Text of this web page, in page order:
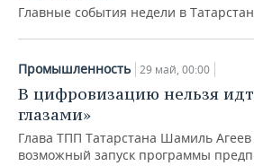
ОПК
ЭНЕРГЕТИКА
РОЗНИЧНАЯ ТОРГОВЛЯ
УСЛУГИ
НОВОСТИ ТЕХНОЛОГИЙ
МЕДИА
ТЕЛЕКОММУНИКАЦИИ
МЕРОПРИЯТИЯ
ВЫЕЗДНАЯ РЕДАКЦИЯ
БИЗНЕС-БРАНЧИ
НОВОСТИ СПОРТА
ФУТБОЛ
ОБЩЕСТВО
НОВОСТИ ОБЩЕСТВА
ФОТОГАЛЕРЕЯ
Главные события недели в
Промышленность 29 май, 00:00
В цифровизацию нельзя
глазами»
Глава ТПП Татарстана Шамиль
возможный запуск программы